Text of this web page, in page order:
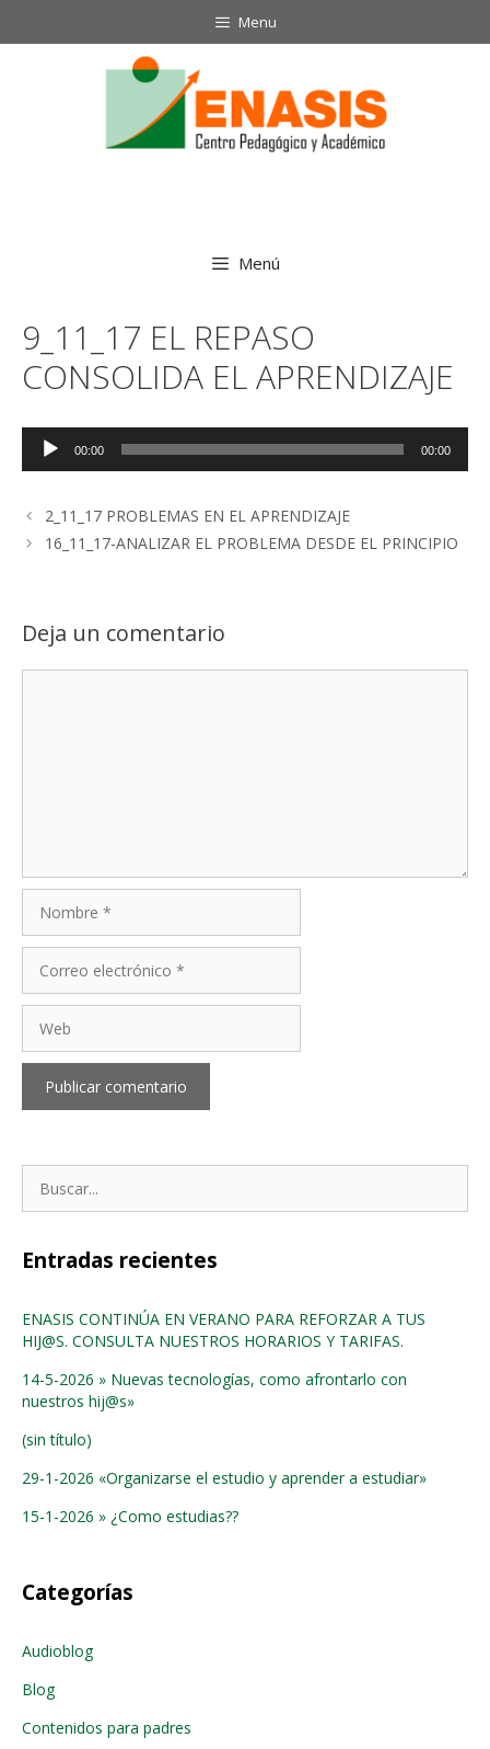
Menu
Menú
9_11_17 EL REPASO
CONSOLIDA EL APRENDIZAJE
Reproductor
00:00 00:00
2_11_17 PROBLEMAS EN EL APRENDIZAJE
16_11_17-ANALIZAR EL PROBLEMA DESDE EL PRINCIPIO
Deja un comentario
electrónico
Entradas recientes
ENASIS CONTINÚA EN VERANO PARA REFORZAR A TUS
HIJ@S. CONSULTA NUESTROS HORARIOS Y TARIFAS.
14-5-2026 » Nuevas tecnologías, como afrontarlo con
nuestros hij@s»
(sin título)
29-1-2026 «Organizarse el estudio y aprender a estudiar»
15-1-2026 » ¿Como estudias??
Categorías
Audioblog
Blog
Contenidos para padres